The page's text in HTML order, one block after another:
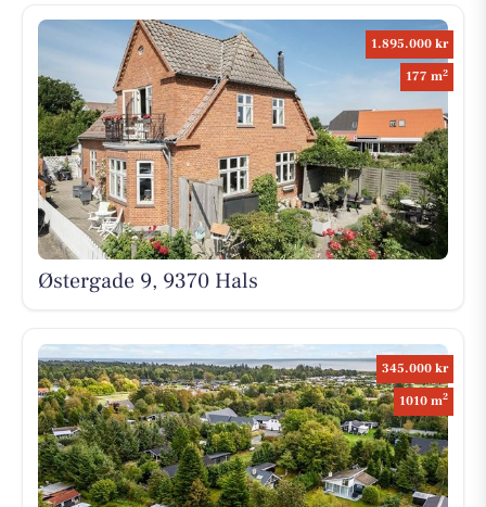
1.895.000 kr
177 m2
Østergade 9, 9370 Hals
345.000 kr
1010 m2